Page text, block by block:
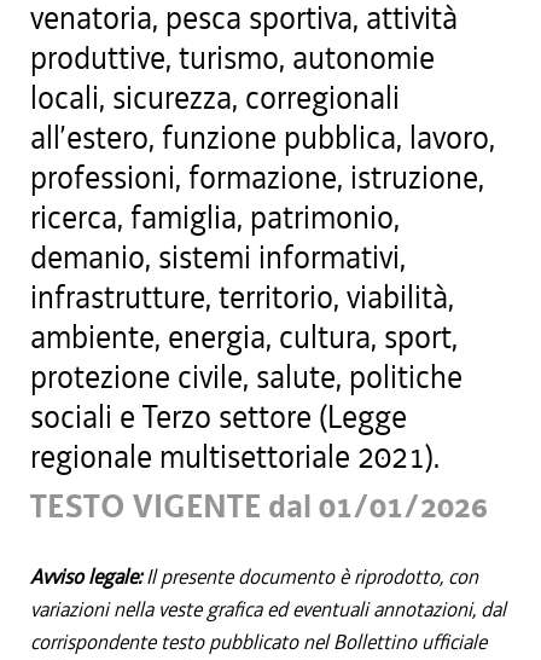
venatoria, pesca sportiva, attività
produttive, turismo, autonomie
locali, sicurezza, corregionali
all’estero, funzione pubblica, lavoro,
professioni, formazione, istruzione,
ricerca, famiglia, patrimonio,
demanio, sistemi informativi,
infrastrutture, territorio, viabilità,
ambiente, energia, cultura, sport,
protezione civile, salute, politiche
sociali e Terzo settore (Legge
regionale multisettoriale 2021).
TESTO VIGENTE dal 01/01/2026
Avviso legale:Il presente documento è riprodotto, con
variazioni nella veste grafica ed eventuali annotazioni, dal
corrispondente testo pubblicato nel Bollettino ufficiale